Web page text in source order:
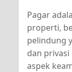
Pagar
properti,
pelindung
dan
aspek